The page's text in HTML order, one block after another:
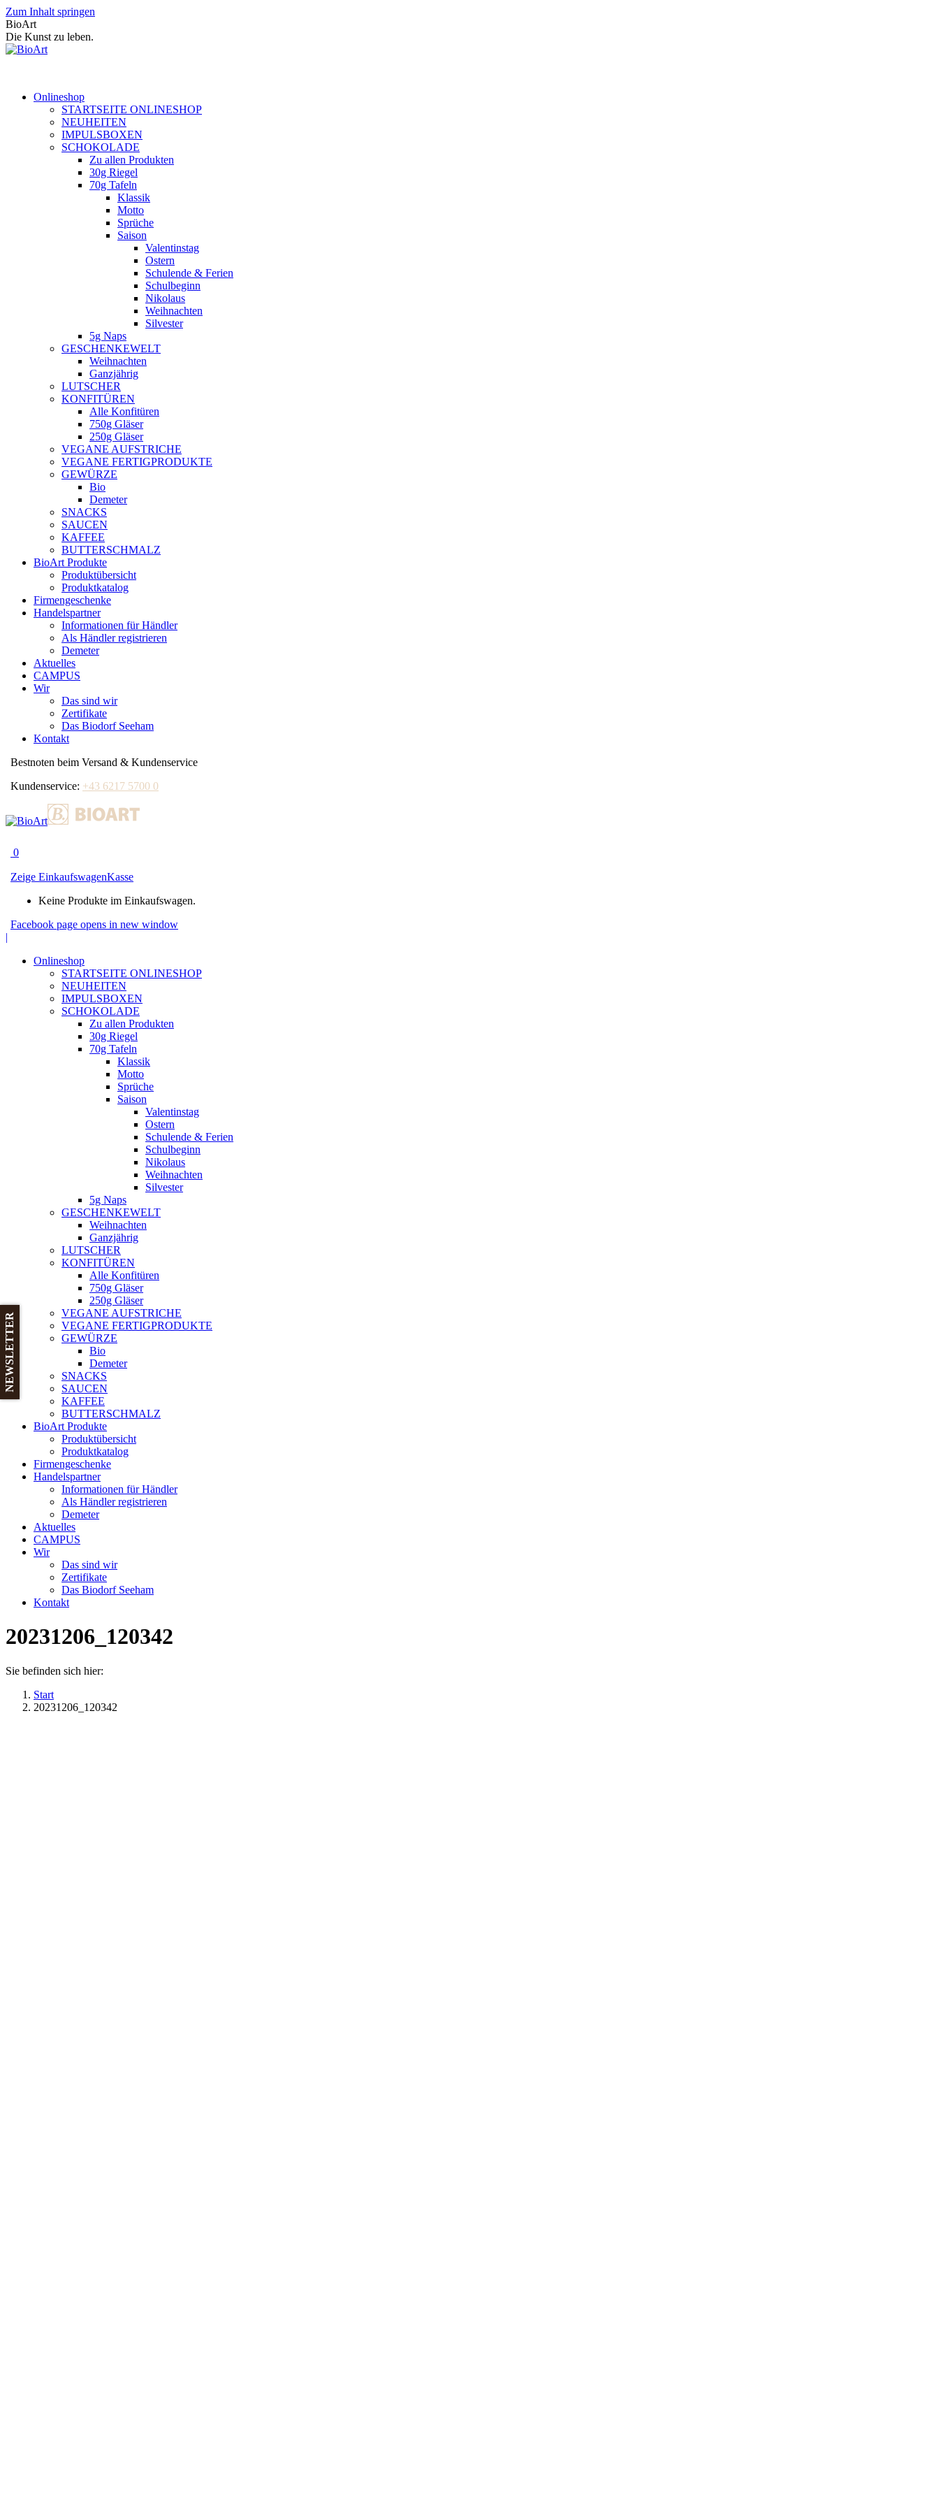
Zum Inhalt springen
BioArt
Die Kunst zu leben.
Onlineshop
STARTSEITE ONLINESHOP
NEUHEITEN
IMPULSBOXEN
SCHOKOLADE
Zu allen Produkten
30g Riegel
70g Tafeln
Klassik
Motto
Sprüche
Saison
Valentinstag
Ostern
Schulende & Ferien
Schulbeginn
Nikolaus
Weihnachten
Silvester
5g Naps
GESCHENKEWELT
Weihnachten
Ganzjährig
LUTSCHER
KONFITÜREN
Alle Konfitüren
750g Gläser
250g Gläser
VEGANE AUFSTRICHE
VEGANE FERTIGPRODUKTE
GEWÜRZE
Bio
Demeter
SNACKS
SAUCEN
KAFFEE
BUTTERSCHMALZ
BioArt Produkte
Produktübersicht
Produktkatalog
Firmengeschenke
Handelspartner
Informationen für Händler
Als Händler registrieren
Demeter
Aktuelles
CAMPUS
Wir
Das sind wir
Zertifikate
Das Biodorf Seeham
Kontakt
Bestnoten beim Versand & Kundenservice
Kundenservice: +43 6217 5700 0
0
Zeige EinkaufswagenKasse
Keine Produkte im Einkaufswagen.
Facebook page opens in new window
|
Onlineshop
STARTSEITE ONLINESHOP
NEUHEITEN
IMPULSBOXEN
SCHOKOLADE
Zu allen Produkten
30g Riegel
70g Tafeln
Klassik
Motto
Sprüche
Saison
Valentinstag
Ostern
Schulende & Ferien
Schulbeginn
Nikolaus
Weihnachten
Silvester
5g Naps
GESCHENKEWELT
Weihnachten
Ganzjährig
LUTSCHER
KONFITÜREN
Alle Konfitüren
750g Gläser
250g Gläser
VEGANE AUFSTRICHE
VEGANE FERTIGPRODUKTE
GEWÜRZE
Bio
Demeter
SNACKS
SAUCEN
KAFFEE
BUTTERSCHMALZ
BioArt Produkte
Produktübersicht
Produktkatalog
Firmengeschenke
Handelspartner
Informationen für Händler
Als Händler registrieren
Demeter
Aktuelles
CAMPUS
Wir
Das sind wir
Zertifikate
Das Biodorf Seeham
Kontakt
20231206_120342
Sie befinden sich hier:
Start
20231206_120342
NEWSLETTER